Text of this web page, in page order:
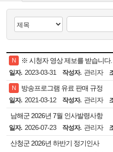
N ※ 시청자 영상 제보를 받습니다.
일자. 2023-03-31 작성자. 관리자
N 방송프로그램 유료 판매 규정
일자. 2021-03-12 작성자. 관리자
남해군 2026년 7월 인사발령사항
일자. 2026-07-23 작성자. 관리자
산청군 2026년 하반기 정기인사